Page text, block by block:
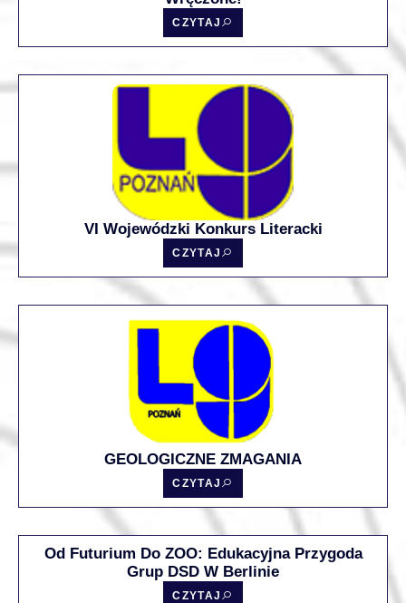
CZYTAJ
VI Wojewódzki Konkurs Literacki
CZYTAJ
GEOLOGICZNE ZMAGANIA
CZYTAJ
Od Futurium Do ZOO: Edukacyjna Przygoda
Grup DSD W Berlinie
CZYTAJ